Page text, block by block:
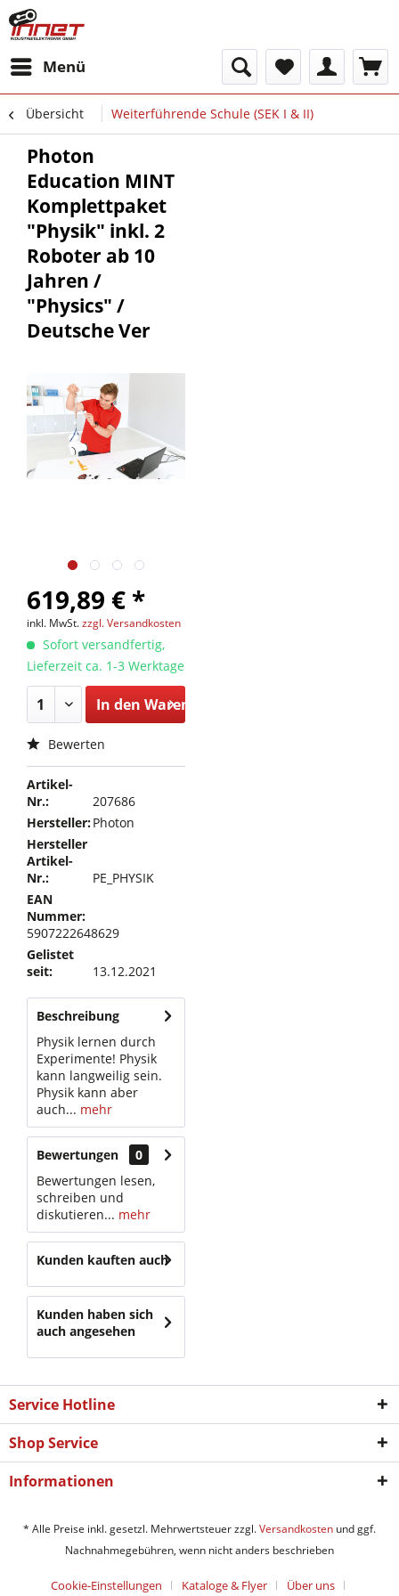
Menü
Übersicht Weiterführende Schule (SEK I & II)
Photon
Education MINT
Komplettpaket
"Physik" inkl. 2
Roboter ab 10
Jahren /
"Physics" /
Deutsche Ver
619,89 € *
inkl. MwSt.zzgl. Versandkosten
Sofort versandfertig,
Lieferzeit ca. 1-3 Werktage
In den Warenkorb
Bewerten
Artikel-
Nr.:
207686
Hersteller:Photon
Hersteller
Artikel-
Nr.:
PE_PHYSIK
EAN
Nummer:
5907222648629
Gelistet
seit:
13.12.2021
Beschreibung
Physik lernen durch
Experimente! Physik
kann langweilig sein.
Physik kann aber
auch... mehr
Bewertungen
0
Bewertungen lesen,
schreiben und
diskutieren... mehr
Kunden kauften auch
Kunden haben sich
auch angesehen
Service Hotline
Shop Service
Informationen
* Alle Preise inkl. gesetzl. Mehrwertsteuer zzgl.Versandkosten und ggf.
Nachnahmegebühren, wenn nicht anders beschrieben
Cookie-Einstellungen Kataloge & Flyer Über uns